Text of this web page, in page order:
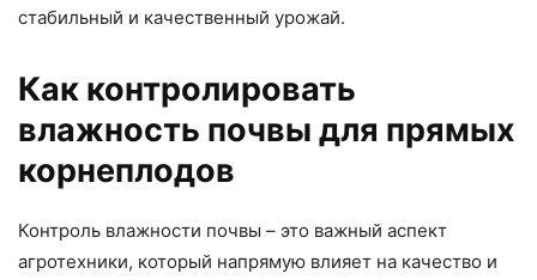
стабильный и качественный урожай.
Как контролировать
влажность почвы для прямых
корнеплодов
Контроль влажности почвы – это важный аспект
агротехники, который напрямую влияет на качество и